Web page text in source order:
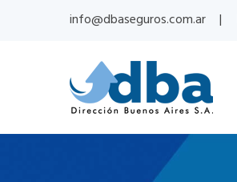
info@dbaseguros.com.ar